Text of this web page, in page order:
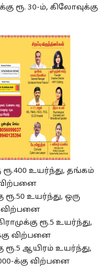
ரூ. 30-ம், கிலோவுக்கு
உயர்ந்து, தங்கம்
விற்பனை
ரூ.50 உயர்ந்து, ஒரு
விற்பனை
ரூ.5 உயர்ந்து,
விற்பனை
ரூ.5 ஆயிரம் உயர்ந்து,
க்கு விற்பனை